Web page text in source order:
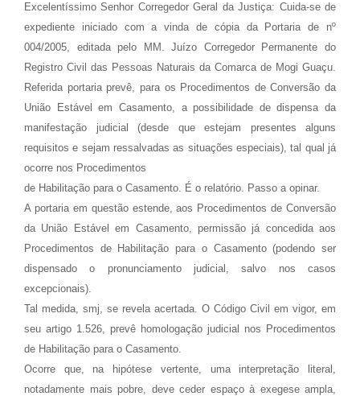
Excelentíssimo Senhor Corregedor Geral da Justiça: Cuida-se de
expediente iniciado com a vinda de cópia da Portaria de nº
004/2005, editada pelo MM. Juízo Corregedor Permanente do
Registro Civil das Pessoas Naturais da Comarca de Mogi Guaçu.
Referida portaria prevê, para os Procedimentos de Conversão da
União Estável em Casamento, a possibilidade de dispensa da
manifestação judicial (desde que estejam presentes alguns
requisitos e sejam ressalvadas as situações especiais), tal qual já
ocorre nos Procedimentos
de Habilitação para o Casamento. É o relatório. Passo a opinar.
A portaria em questão estende, aos Procedimentos de Conversão
da União Estável em Casamento, permissão já concedida aos
Procedimentos de Habilitação para o Casamento (podendo ser
dispensado o pronunciamento judicial, salvo nos casos
excepcionais).
Tal medida, smj, se revela acertada. O Código Civil em vigor, em
seu artigo 1.526, prevê homologação judicial nos Procedimentos
de Habilitação para o Casamento.
Ocorre que, na hipótese vertente, uma interpretação literal,
notadamente mais pobre, deve ceder espaço à exegese ampla,